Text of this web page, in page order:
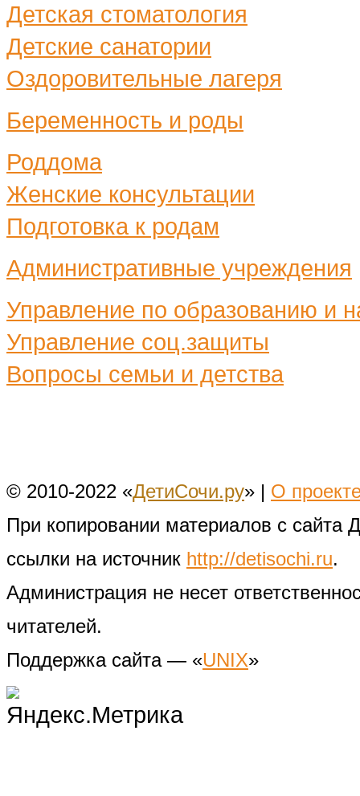
Детская стоматология
Детские санатории
Оздоровительные лагеря
Беременность и роды
Роддома
Женские консультации
Подготовка к родам
Административные учреждения
Управление по образованию и
Управление соц.защиты
Вопросы семьи и детства
© 2010-2022 «ДетиСочи.ру» | О
При копировании материалов с сайта
ссылки на источник http://detisochi.ru.
Администрация не несет
читателей.
Поддержка сайта — «UNIX»